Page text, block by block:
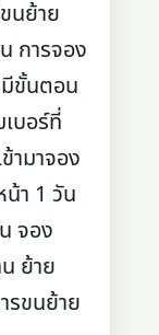
นย้าย
การจอง
มีขั้นตอน
เบอร์ที่
ามาจอง
น้า 1 วัน
จอง
ย้าย
รขนย้าย